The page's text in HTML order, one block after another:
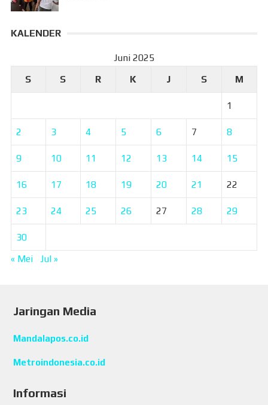
KALENDER
Juni 2025
S
S R K J S M
1
2 3 4 5 6 7 8
9 10 11 12 13 14 15
16 17 18 19 20 21 22
23 24 25 26 27 28 29
30
« Mei
Jul »
Jaringan Media
Mandalapos.co.id
Metroindonesia.co.id
Informasi